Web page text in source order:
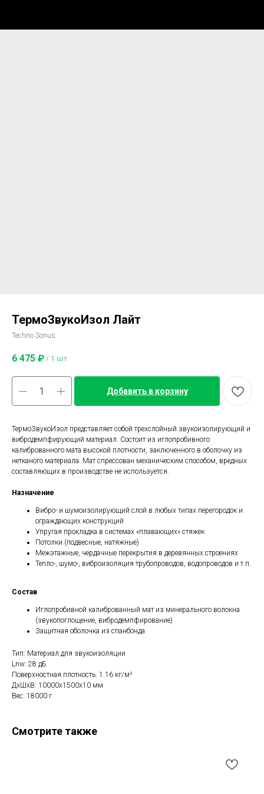
ТермоЗвукоИзол Лайт
Techno Sonus
6 475 ₽ / 1 шт
Добавить в корзину
ТермоЗвукоИзол представляет собой трехслойный звукоизолирующий и
вибродемпфирующий материал. Состоит из иглопробивного
калиброванного мата высокой плотности, заключенного в оболочку из
нетканого материала. Мат спрессован механическим способом, вредных
составляющих в производстве не используется.
Назначение
Вибро- и шумоизолирующий слой в любых типах перегородок и
ограждающих конструкций
Упругая прокладка в системах «плавающих» стяжек
Потолки (подвесные, натяжные)
Межэтажные, чердачные перекрытия в деревянных строениях
Тепло-, шумо-, виброизоляция трубопроводов, водопроводов и т.п.
Состав
Иглопробивной калиброванный мат из минерального волокна
(звукопоглощение, вибродемпфирование)
Защитная оболочка из спанбонда
Тип: Материал для звукоизоляции
Lnw: 28 дБ
Поверхностная плотность: 1.16 кг/м²
ДxШxВ: 10000x1500x10 мм
Вес: 18000 г
Смотрите также